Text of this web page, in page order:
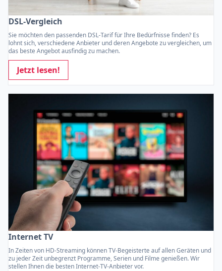
DSL-Vergleich
Sie möchten den passenden DSL-Tarif für Ihre Bedürfnisse finden? Es
lohnt sich, verschiedene Anbieter und deren Angebote zu vergleichen, um
das beste Angebot ausfindig zu machen.
Jetzt lesen!
Internet TV
In Zeiten von HD-Streaming können TV-Begeisterte auf allen Geräten und
zu jeder Zeit unbegrenzt Programme, Serien und Filme genießen. Wir
stellen Ihnen die besten Internet-TV-Anbieter vor.